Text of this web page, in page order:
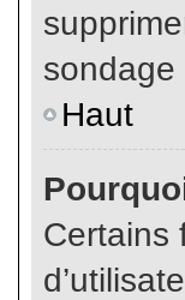
sondage
Haut
Certains